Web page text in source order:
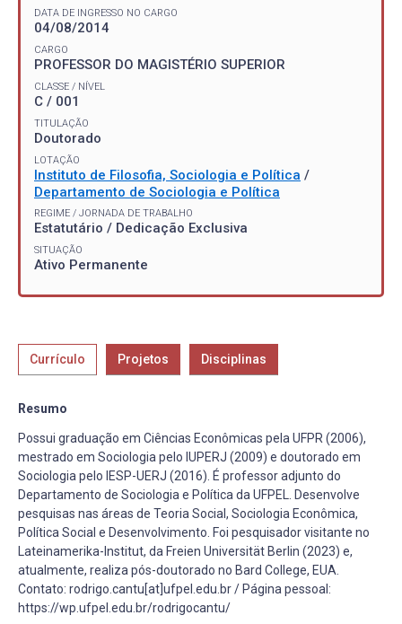
DATA DE INGRESSO NO CARGO
04/08/2014
CARGO
PROFESSOR DO MAGISTÉRIO SUPERIOR
CLASSE / NÍVEL
C / 001
TITULAÇÃO
Doutorado
LOTAÇÃO
Instituto de Filosofia, Sociologia e Política /
Departamento de Sociologia e Política
REGIME / JORNADA DE TRABALHO
Estatutário / Dedicação Exclusiva
SITUAÇÃO
Ativo Permanente
Currículo Projetos Disciplinas
Resumo
Possui graduação em Ciências Econômicas pela UFPR (2006),
mestrado em Sociologia pelo IUPERJ (2009) e doutorado em
Sociologia pelo IESP-UERJ (2016). É professor adjunto do
Departamento de Sociologia e Política da UFPEL. Desenvolve
pesquisas nas áreas de Teoria Social, Sociologia Econômica,
Política Social e Desenvolvimento. Foi pesquisador visitante no
Lateinamerika-Institut, da Freien Universität Berlin (2023) e,
atualmente, realiza pós-doutorado no Bard College, EUA.
Contato: rodrigo.cantu[at]ufpel.edu.br / Página pessoal:
https://wp.ufpel.edu.br/rodrigocantu/